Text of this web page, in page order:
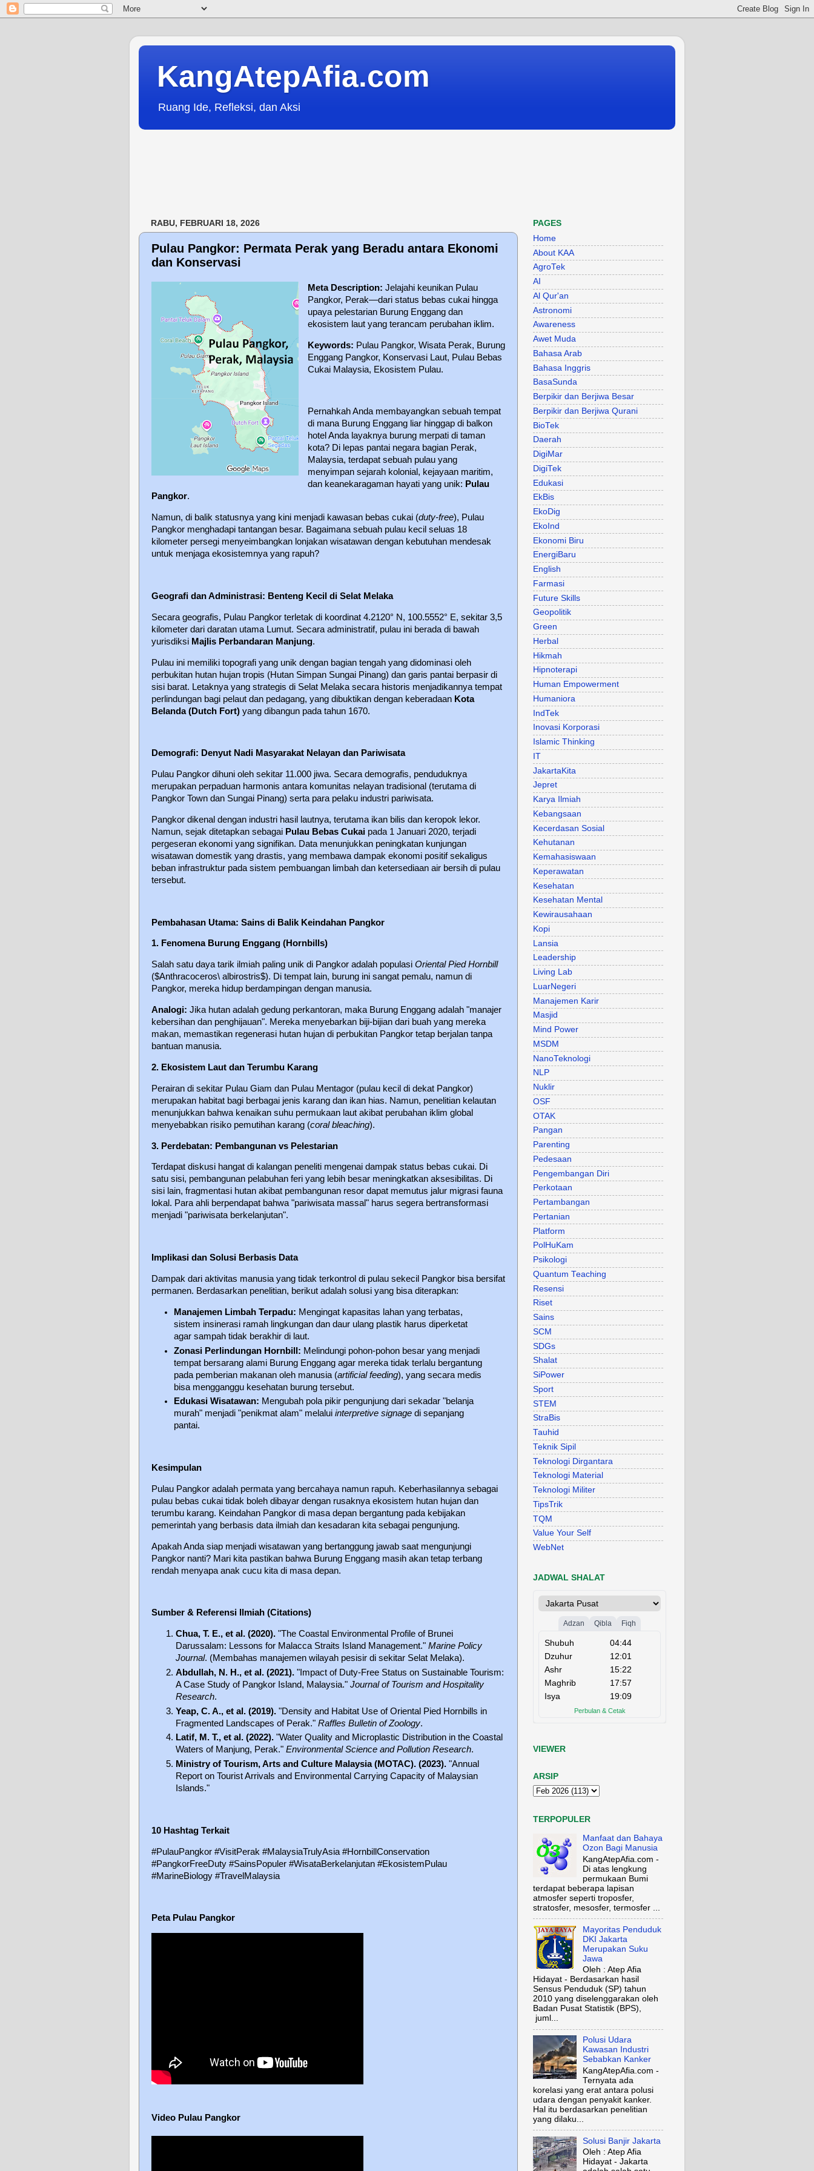
KangAtepAfia.com
Ruang Ide, Refleksi, dan Aksi
RABU, FEBRUARI 18, 2026
Pulau Pangkor: Permata Perak yang Beradu antara Ekonomi
dan Konservasi
Meta Description: Jelajahi keunikan Pulau
Pangkor, Perak—dari status bebas cukai hingga
upaya pelestarian Burung Enggang dan
ekosistem laut yang terancam perubahan iklim.
Keywords: Pulau Pangkor, Wisata Perak, Burung
Enggang Pangkor, Konservasi Laut, Pulau Bebas
Cukai Malaysia, Ekosistem Pulau.
Pernahkah Anda membayangkan sebuah tempat
di mana Burung Enggang liar hinggap di balkon
hotel Anda layaknya burung merpati di taman
kota? Di lepas pantai negara bagian Perak,
Malaysia, terdapat sebuah pulau yang
menyimpan sejarah kolonial, kejayaan maritim,
dan keanekaragaman hayati yang unik: Pulau
Pangkor.
Namun, di balik statusnya yang kini menjadi kawasan bebas cukai (duty-free), Pulau
Pangkor menghadapi tantangan besar. Bagaimana sebuah pulau kecil seluas 18
kilometer persegi menyeimbangkan lonjakan wisatawan dengan kebutuhan mendesak
untuk menjaga ekosistemnya yang rapuh?
Geografi dan Administrasi: Benteng Kecil di Selat Melaka
Secara geografis, Pulau Pangkor terletak di koordinat 4.2120° N, 100.5552° E, sekitar 3,5
kilometer dari daratan utama Lumut. Secara administratif, pulau ini berada di bawah
yurisdiksi Majlis Perbandaran Manjung.
Pulau ini memiliki topografi yang unik dengan bagian tengah yang didominasi oleh
perbukitan hutan hujan tropis (Hutan Simpan Sungai Pinang) dan garis pantai berpasir di
sisi barat. Letaknya yang strategis di Selat Melaka secara historis menjadikannya tempat
perlindungan bagi pelaut dan pedagang, yang dibuktikan dengan keberadaan Kota
Belanda (Dutch Fort) yang dibangun pada tahun 1670.
Demografi: Denyut Nadi Masyarakat Nelayan dan Pariwisata
Pulau Pangkor dihuni oleh sekitar 11.000 jiwa. Secara demografis, penduduknya
merupakan perpaduan harmonis antara komunitas nelayan tradisional (terutama di
Pangkor Town dan Sungai Pinang) serta para pelaku industri pariwisata.
Pangkor dikenal dengan industri hasil lautnya, terutama ikan bilis dan keropok lekor.
Namun, sejak ditetapkan sebagai Pulau Bebas Cukai pada 1 Januari 2020, terjadi
pergeseran ekonomi yang signifikan. Data menunjukkan peningkatan kunjungan
wisatawan domestik yang drastis, yang membawa dampak ekonomi positif sekaligus
beban infrastruktur pada sistem pembuangan limbah dan ketersediaan air bersih di pulau
tersebut.
Pembahasan Utama: Sains di Balik Keindahan Pangkor
1. Fenomena Burung Enggang (Hornbills)
Salah satu daya tarik ilmiah paling unik di Pangkor adalah populasi Oriental Pied Hornbill
($Anthracoceros\ albirostris$). Di tempat lain, burung ini sangat pemalu, namun di
Pangkor, mereka hidup berdampingan dengan manusia.
Analogi: Jika hutan adalah gedung perkantoran, maka Burung Enggang adalah "manajer
kebersihan dan penghijauan". Mereka menyebarkan biji-bijian dari buah yang mereka
makan, memastikan regenerasi hutan hujan di perbukitan Pangkor tetap berjalan tanpa
bantuan manusia.
2. Ekosistem Laut dan Terumbu Karang
Perairan di sekitar Pulau Giam dan Pulau Mentagor (pulau kecil di dekat Pangkor)
merupakan habitat bagi berbagai jenis karang dan ikan hias. Namun, penelitian kelautan
menunjukkan bahwa kenaikan suhu permukaan laut akibat perubahan iklim global
menyebabkan risiko pemutihan karang (coral bleaching).
3. Perdebatan: Pembangunan vs Pelestarian
Terdapat diskusi hangat di kalangan peneliti mengenai dampak status bebas cukai. Di
satu sisi, pembangunan pelabuhan feri yang lebih besar meningkatkan aksesibilitas. Di
sisi lain, fragmentasi hutan akibat pembangunan resor dapat memutus jalur migrasi fauna
lokal. Para ahli berpendapat bahwa "pariwisata massal" harus segera bertransformasi
menjadi "pariwisata berkelanjutan".
Implikasi dan Solusi Berbasis Data
Dampak dari aktivitas manusia yang tidak terkontrol di pulau sekecil Pangkor bisa bersifat
permanen. Berdasarkan penelitian, berikut adalah solusi yang bisa diterapkan:
Manajemen Limbah Terpadu: Mengingat kapasitas lahan yang terbatas,
sistem insinerasi ramah lingkungan dan daur ulang plastik harus diperketat
agar sampah tidak berakhir di laut.
Zonasi Perlindungan Hornbill: Melindungi pohon-pohon besar yang menjadi
tempat bersarang alami Burung Enggang agar mereka tidak terlalu bergantung
pada pemberian makanan oleh manusia (artificial feeding), yang secara medis
bisa mengganggu kesehatan burung tersebut.
Edukasi Wisatawan: Mengubah pola pikir pengunjung dari sekadar "belanja
murah" menjadi "penikmat alam" melaluiinterpretive signage di sepanjang
pantai.
Kesimpulan
Pulau Pangkor adalah permata yang bercahaya namun rapuh. Keberhasilannya sebagai
pulau bebas cukai tidak boleh dibayar dengan rusaknya ekosistem hutan hujan dan
terumbu karang. Keindahan Pangkor di masa depan bergantung pada kebijakan
pemerintah yang berbasis data ilmiah dan kesadaran kita sebagai pengunjung.
Apakah Anda siap menjadi wisatawan yang bertanggung jawab saat mengunjungi
Pangkor nanti? Mari kita pastikan bahwa Burung Enggang masih akan tetap terbang
rendah menyapa anak cucu kita di masa depan.
Sumber & Referensi Ilmiah (Citations)
Chua, T. E., et al. (2020). "The Coastal Environmental Profile of Brunei
Darussalam: Lessons for Malacca Straits Island Management." Marine Policy
Journal. (Membahas manajemen wilayah pesisir di sekitar Selat Melaka).
Abdullah, N. H., et al. (2021). "Impact of Duty-Free Status on Sustainable Tourism:
A Case Study of Pangkor Island, Malaysia." Journal of Tourism and Hospitality
Research.
Yeap, C. A., et al. (2019). "Density and Habitat Use of Oriental Pied Hornbills in
Fragmented Landscapes of Perak." Raffles Bulletin of Zoology.
Latif, M. T., et al. (2022). "Water Quality and Microplastic Distribution in the Coastal
Waters of Manjung, Perak." Environmental Science and Pollution Research.
Ministry of Tourism, Arts and Culture Malaysia (MOTAC). (2023). "Annual
Report on Tourist Arrivals and Environmental Carrying Capacity of Malaysian
Islands."
10 Hashtag Terkait
#PulauPangkor #VisitPerak #MalaysiaTrulyAsia #HornbillConservation
#PangkorFreeDuty #SainsPopuler #WisataBerkelanjutan #EkosistemPulau
#MarineBiology #TravelMalaysia
Peta Pulau Pangkor
Video Pulau Pangkor
PAGES
Home
About KAA
AgroTek
AI
Al Qur'an
Astronomi
Awareness
Awet Muda
Bahasa Arab
Bahasa Inggris
BasaSunda
Berpikir dan Berjiwa Besar
Berpikir dan Berjiwa Qurani
BioTek
Daerah
DigiMar
DigiTek
Edukasi
EkBis
EkoDig
EkoInd
Ekonomi Biru
EnergiBaru
English
Farmasi
Future Skills
Geopolitik
Green
Herbal
Hikmah
Hipnoterapi
Human Empowerment
Humaniora
IndTek
Inovasi Korporasi
Islamic Thinking
IT
JakartaKita
Jepret
Karya Ilmiah
Kebangsaan
Kecerdasan Sosial
Kehutanan
Kemahasiswaan
Keperawatan
Kesehatan
Kesehatan Mental
Kewirausahaan
Kopi
Lansia
Leadership
Living Lab
LuarNegeri
Manajemen Karir
Masjid
Mind Power
MSDM
NanoTeknologi
NLP
Nuklir
OSF
OTAK
Pangan
Parenting
Pedesaan
Pengembangan Diri
Perkotaan
Pertambangan
Pertanian
Platform
PolHuKam
Psikologi
Quantum Teaching
Resensi
Riset
Sains
SCM
SDGs
Shalat
SiPower
Sport
STEM
StraBis
Tauhid
Teknik Sipil
Teknologi Dirgantara
Teknologi Material
Teknologi Militer
TipsTrik
TQM
Value Your Self
WebNet
JADWAL SHALAT
VIEWER
ARSIP
TERPOPULER
Manfaat dan Bahaya
Ozon Bagi Manusia
KangAtepAfia.com -
Di atas lengkung
permukaan Bumi
terdapat beberapa lapisan
atmosfer seperti troposfer,
stratosfer, mesosfer, termosfer ...
Mayoritas Penduduk
DKI Jakarta
Merupakan Suku
Jawa
Oleh : Atep Afia
Hidayat - Berdasarkan hasil
Sensus Penduduk (SP) tahun
2010 yang diselenggarakan oleh
Badan Pusat Statistik (BPS),
juml...
Polusi Udara
Kawasan Industri
Sebabkan Kanker
KangAtepAfia.com -
Ternyata ada
korelasi yang erat antara polusi
udara dengan penyakit kanker.
Hal itu berdasarkan penelitian
yang dilaku...
Solusi Banjir Jakarta
Oleh : Atep Afia
Hidayat - Jakarta